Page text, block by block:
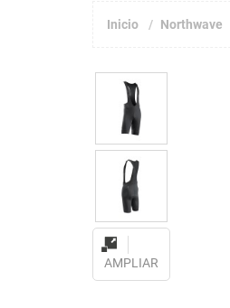
Inicio Northwave
AMPLIAR